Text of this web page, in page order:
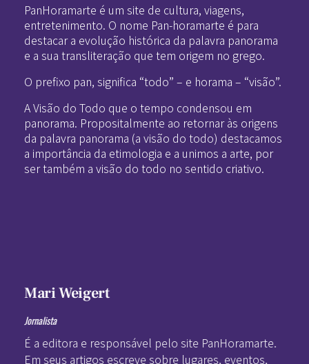
PanHoramarte é um site de cultura, viagens,
entretenimento. O nome Pan-horamarte é para
destacar a evolução histórica da palavra panorama
e a sua transliteração que tem origem no grego.
O prefixo pan, significa “todo” – e horama – “visão”.
A Visão do Todo que o tempo condensou em
panorama. Propositalmente ao retornar às origens
da palavra panorama (a visão do todo) destacamos
a importância da etimologia e a unimos a arte, por
ser também a visão do todo no sentido criativo.
Mari Weigert
Jornalista
É a editora e responsável pelo site PanHoramarte.
Em seus artigos escreve sobre lugares, eventos,